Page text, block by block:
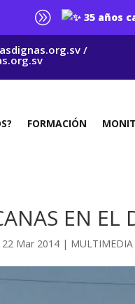
A 35 años
/
FORMACIÓN
EN
22 Mar 2014 | MULTIMEDIA